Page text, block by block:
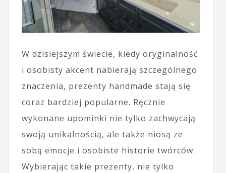
W dzisiejszym świecie, kiedy oryginalność
i osobisty akcent nabierają szczególnego
znaczenia, prezenty handmade stają się
coraz bardziej popularne. Ręcznie
wykonane upominki nie tylko zachwycają
swoją unikalnością, ale także niosą ze
sobą emocje i osobiste historie twórców.
Wybierając takie prezenty, nie tylko